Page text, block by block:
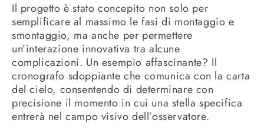
Il progetto è stato concepito non solo per
semplificare al massimo le fasi di montaggio e
smontaggio, ma anche per permettere
un’interazione innovativa tra alcune
complicazioni. Un esempio affascinante? Il
cronografo sdoppiante che comunica con la carta
del cielo, consentendo di determinare con
precisione il momento in cui una stella specifica
entrerà nel campo visivo dell’osservatore.